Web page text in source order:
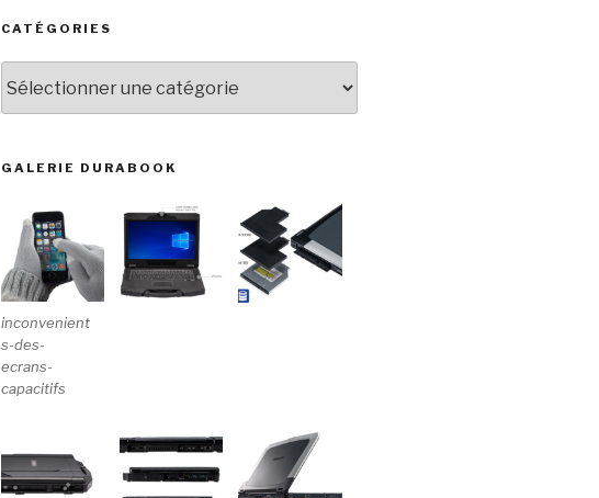
CATÉGORIES
GALERIE DURABOOK
inconvenient
s-des-
ecrans-
capacitifs